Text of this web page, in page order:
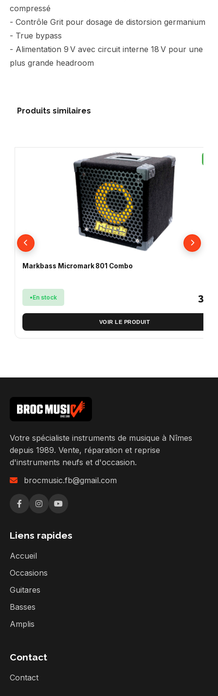
compressé
- Contrôle Grit pour dosage de distorsion germanium
- True bypass
- Alimentation 9 V avec circuit interne 18 V pour une
plus grande headroom
Produits similaires
Markbass Micromark 801 Combo
En stock
VOIR LE PRODUIT
Votre spécialiste instruments de musique à Nîmes
depuis 1989. Vente, réparation et reprise
d'instruments neufs et d'occasion.
brocmusic.fb@gmail.com
Liens rapides
Accueil
Occasions
Guitares
Basses
Amplis
Contact
Contact